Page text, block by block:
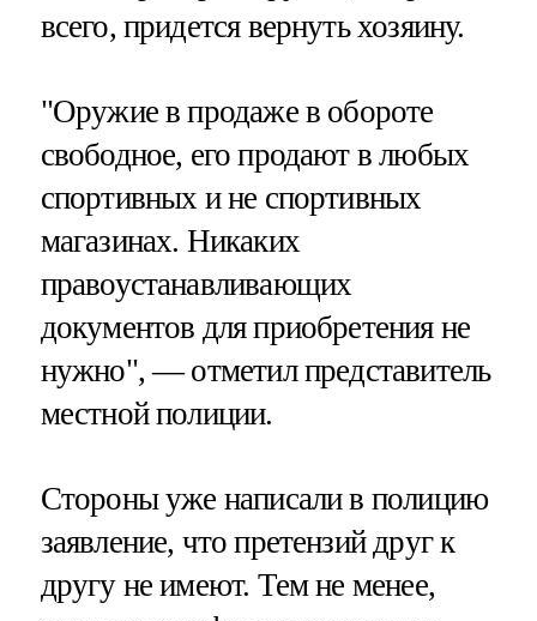
всего, придется вернуть хозяину.
"Оружие в продаже в обороте
свободное, его продают в любых
спортивных и не спортивных
магазинах. Никаких
правоустанавливающих
документов для приобретения не
нужно", — отметил представитель
местной полиции.
Стороны уже написали в полицию
заявление, что претензий друг к
другу не имеют. Тем не менее,